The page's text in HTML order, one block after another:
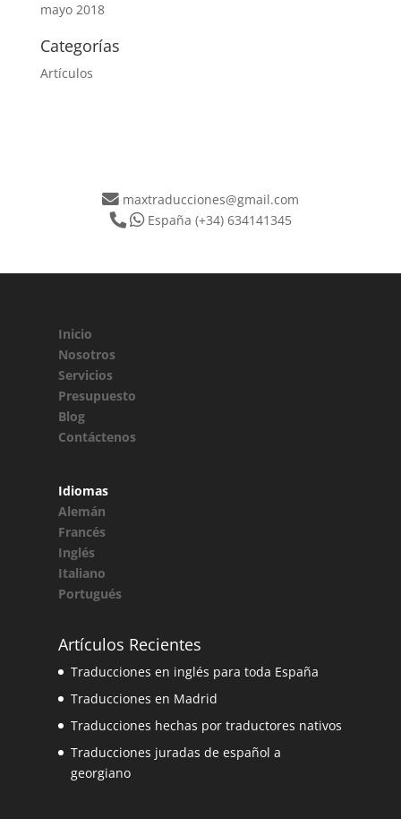
mayo 2018
Categorías
Artículos
maxtraducciones@gmail.com
España (+34) 634141345
Inicio
Nosotros
Servicios
Presupuesto
Blog
Contáctenos
Idiomas
Alemán
Francés
Inglés
Italiano
Portugués
Artículos Recientes
Traducciones en inglés para toda España
Traducciones en Madrid
Traducciones hechas por traductores nativos
Traducciones juradas de español a
georgiano